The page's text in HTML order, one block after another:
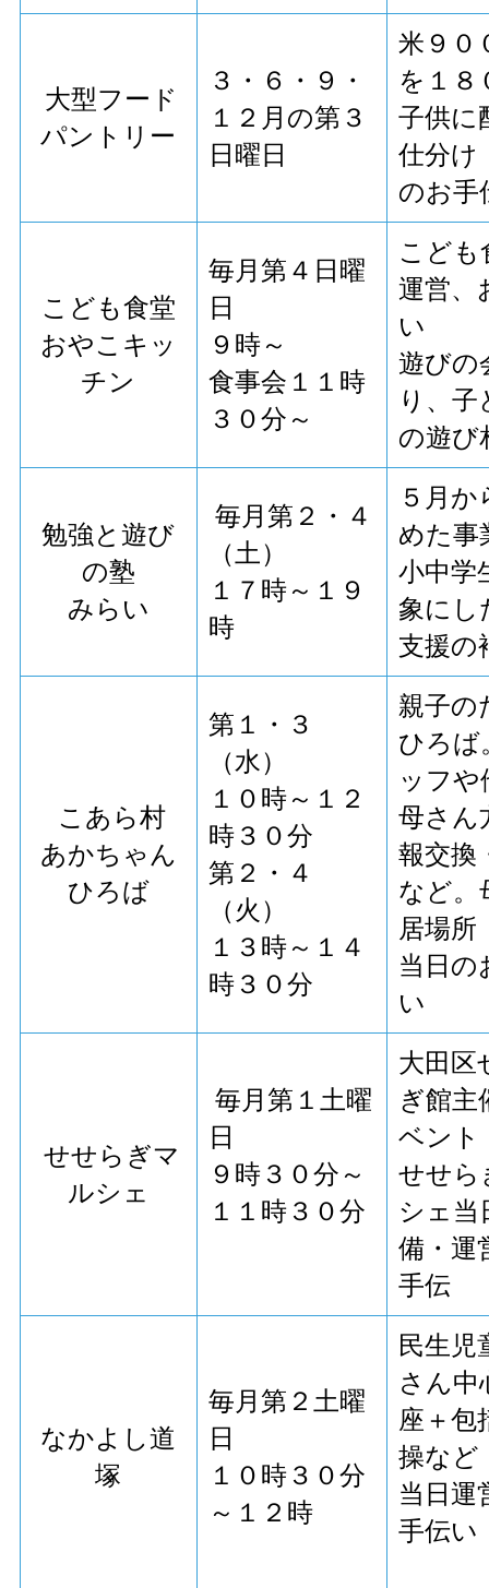
大型フード
パントリー
３・６・９・
１２月の第３
日曜日
米９０
を１８
子供に
仕分け
のお手
こども食堂
おやこキッ
チン
毎月第４日曜
日
９時～
食事会１１時
３０分～
こども
運営、
い
遊びの
り、子
の遊び
勉強と遊び
の塾
みらい
毎月第２・４
（土）
１７時～１９
時
５月
めた事
小中学
象にし
支援の
こあら村
あかちゃん
ひろば
第１・３
（水）
１０時～１２
時３０分
第２・４
（火）
１３時～１４
時３０分
親子の
ひろば
ッフや
母さん
報交換
など。
居場所
当日の
い
せせらぎマ
ルシェ
毎月第１土曜
日
９時３０分～
１１時３０分
大田区
ぎ館主
ベント
せせら
シェ当
備・運
手伝
なかよし道
塚
毎月第２土曜
日
１０時３０分
～１２時
民生児
さん中
座＋包
操など
当日運
手伝い